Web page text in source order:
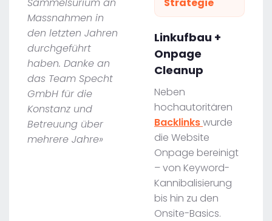
Massnahmen in
den letzten Jahren
durchgeführt
haben. Danke an
das Team Specht
GmbH für die
Konstanz und
Betreuung über
mehrere Jahre»
Linkufbau +
Onpage
Cleanup
Neben
hochautoritären
Backlinkswurde
die Website
Onpage bereinigt
– von Keyword-
Kannibalisierung
bis hin zu den
Onsite-Basics.